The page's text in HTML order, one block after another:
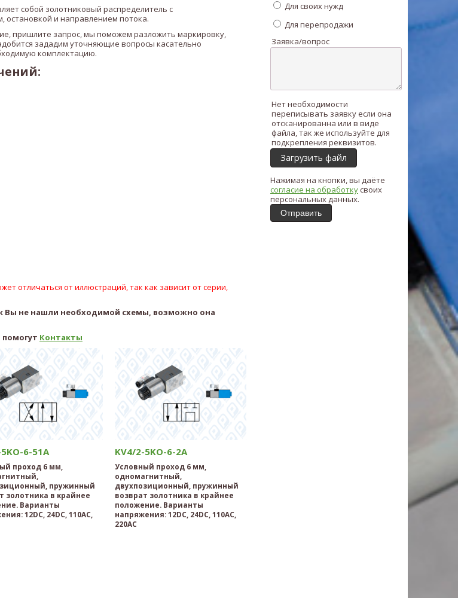
собой золотниковый распределитель с
остановкой и направлением потока.
пришлите запрос, мы поможем разложить маркировку,
зададим уточняющие вопросы касательно
комплектацию.
отличаться от иллюстраций, так как зависит от серии,
Вы не нашли необходимой схемы, возможно она
Контакты
6-51A
проход 6 мм,
пружинный
золотника в крайнее
Варианты
12DC, 24DC, 110AC,
KV4/2-5KO-6-2A
Условный проход 6 мм,
одномагнитный,
двухпозиционный, пружинный
возврат золотника в крайнее
положение. Варианты
напряжения: 12DC, 24DC, 110AC,
220AC
Для своих нужд
Для перепродажи
Заявка/вопрос
Нет необходимости
переписывать заявку если она
отсканированна или в виде
файла, так же используйте для
подкрепления реквизитов.
Загрузить файл
Нажимая на кнопки, вы даёте
согласие на обработкусвоих
персональных данных.
Отправить